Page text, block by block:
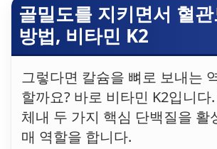
골밀도를 지키면서 혈
방법, 비타민 K2
그렇다면 칼슘을 뼈로 보내는
할까요? 바로 비타민 K2입니다
체내 두 가지 핵심 단백질을 활
매 역할을 합니다.